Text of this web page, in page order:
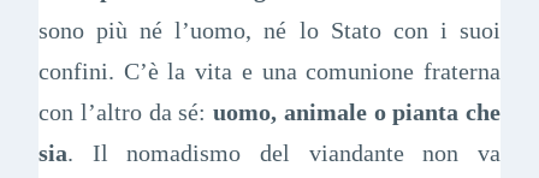
sono più né l’uomo, né lo Stato con i suoi
confini. C’è la vita e una comunione fraterna
con l’altro da sé: uomo, animale o pianta che
sia. Il nomadismo del viandante non va